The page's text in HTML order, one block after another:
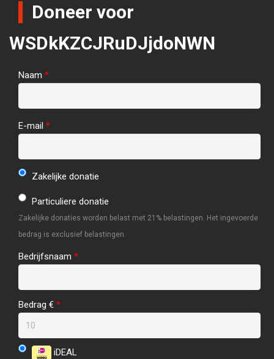
Doneer voor
WSDkKZCJRuDJjdoNWN
Naam *
E-mail *
Zakelijke donatie
Particuliere donatie
Zakelijke donaties worden belast met 21% belastingen. Het ingevoerde
bedrag is exclusief belastingen.
Bedrijfsnaam *
Bedrag € *
iDEAL